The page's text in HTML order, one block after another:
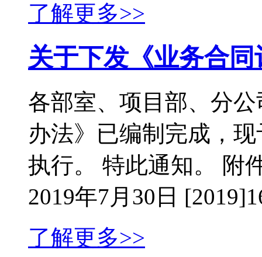
了解更多>>
关于下发《业务合
各部室、项目部、分
办法》已编制完成，
执行。 特此通知。 附
2019年7月30日
了解更多>>